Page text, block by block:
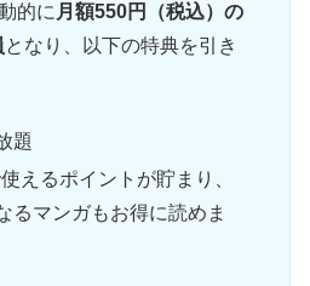
的に 月額550円（税込）の
となり、以下の特典を引き
題
えるポイントが貯まり、
るマンガもお得に読めま